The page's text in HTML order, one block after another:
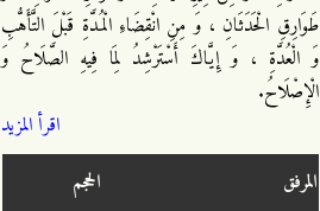
طَوَارِقِ الْحَدَثَانِ ، وَ مِنِ انْقِضَاءِ الْمُدَّةِ قَبْلَ التَّأَهُّبِ
وَ الْعُدَّةِ ، وَ إِيَّاكَ أَسْتَرْشِدُ لِمَا فِيهِ الصَّلَاحُ وَ
الْإِصْلَاحُ.
اقرأ المزيد
المرفق
الحجم